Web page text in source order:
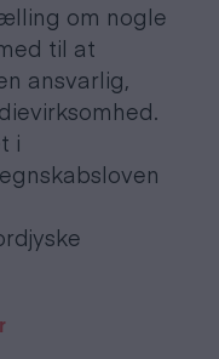
om nogle
til at
ansvarlig,
i